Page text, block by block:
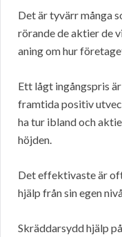
Det är tyvärr många
rörande de aktier de
aning om hur
Ett lågt ingångspris
framtida positiv
ha tur ibland och
höjden.
Det effektivaste är
hjälp från sin egen
Skräddarsydd hjälp